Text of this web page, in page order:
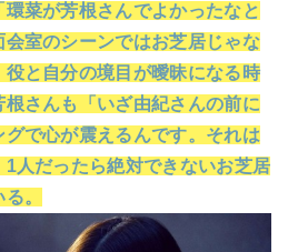
菜が芳根さんでよかったなと
室のシーンではお芝居じゃな
と自分の境目が曖昧になる時
さんも「いざ由紀さんの前に
で心が震えるんです。それは
人だったら絶対できないお芝居
。